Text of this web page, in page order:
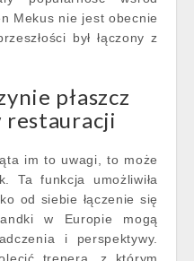
Mekus nie jest obecnie
był łączony z
płaszcz
restauracji
im to uwagi, to może
Ta funkcja umożliwiła
od siebie łączenie się
w Europie mogą
i perspektywy.